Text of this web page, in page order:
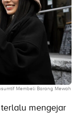
Membeli Barang Mewah
mengejar